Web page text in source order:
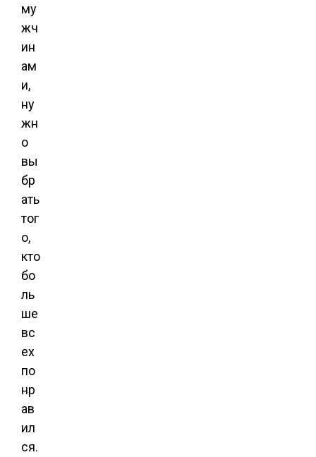
му
жч
ин
ам
и,
ну
жн
о
вы
бр
ать
тог
о,
кто
бо
ль
ше
вс
ех
по
нр
ав
ил
ся.